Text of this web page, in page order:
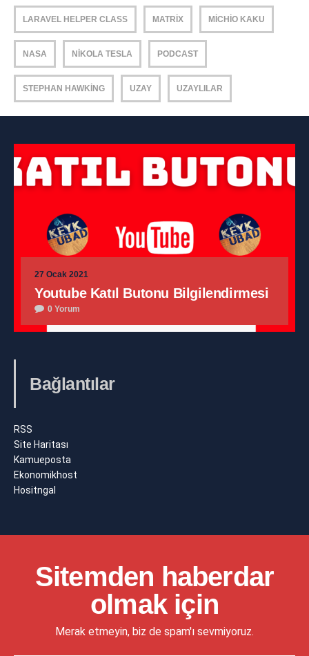
LARAVEL HELPER CLASS MATRIX MICHIO KAKU
NASA NIKOLA TESLA PODCAST
STEPHAN HAWKING UZAY UZAYLILAR
27 Ocak 2021
Youtube Katıl Butonu Bilgilendirmesi
0 Yorum
Bağlantılar
RSS
Site Haritası
Kamueposta
Ekonomikhost
Hositngal
Sitemden haberdar
olmak için
Merak etmeyin, biz de spam'ı sevmiyoruz.